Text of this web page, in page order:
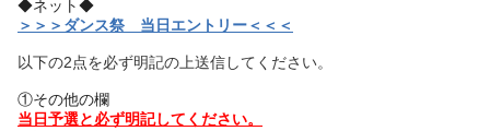
◆ネット◆
＞＞＞ダンス祭 当日エントリー＜＜＜
以下の2点を必ず明記の上送信してください。
①その他の欄
当日予選と必ず明記してください。